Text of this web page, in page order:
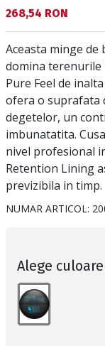
Текуща цена:
268,54 RON
Aceasta minge
domina
Pure Feel de
ofera o suprafata
degetelor, un
imbunatatita.
nivel profesional
Retention Lining
previzibila in timp.
NUMAR ARTICOL:
Alege culoare